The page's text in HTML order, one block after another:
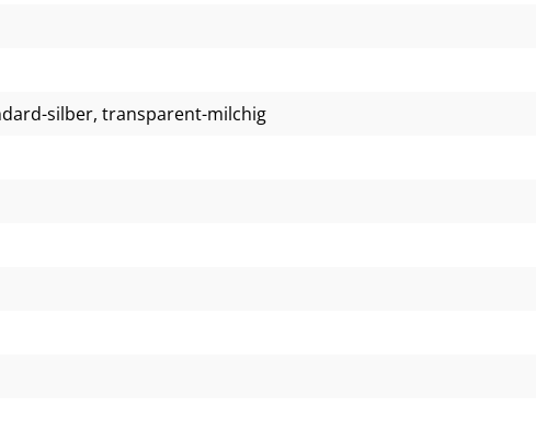
silber, transparent-milchig